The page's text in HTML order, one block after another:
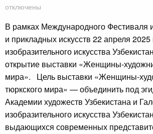
отключены
В рамках Международного Фестиваля
и прикладных искусств 22 апреля
изобразительного искусства
открытие выставки «Женщины-
мира». Цель выставки «Женщины-
тюркского мира» — объединить под
Академии художеств Узбекистана и
изобразительного искусства
выдающихся современных